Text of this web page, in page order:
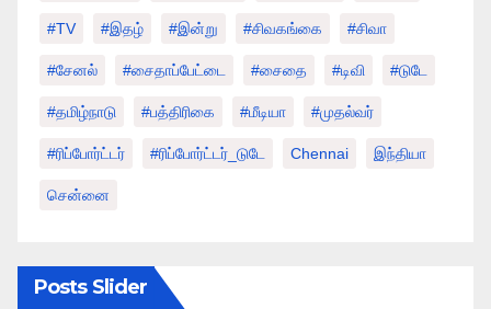
#TV #இதழ் #இன்று #சிவகங்கை #சிவா
#சேனல் #சைதாப்பேட்டை #சைதை #டிவி #டுடே
#தமிழ்நாடு #பத்திரிகை #மீடியா #முதல்வர்
#ரிப்போர்ட்டர் #ரிப்போர்ட்டர்_டுடே Chennai இந்தியா
சென்னை
Posts Slider